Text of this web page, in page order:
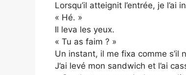
Lorsqu’il atteignit l’entrée, je l’ai
« Hé. »
Il leva les yeux.
« Tu as faim ? »
Un instant, il me fixa comme s’il
J’ai levé mon sandwich et l’ai